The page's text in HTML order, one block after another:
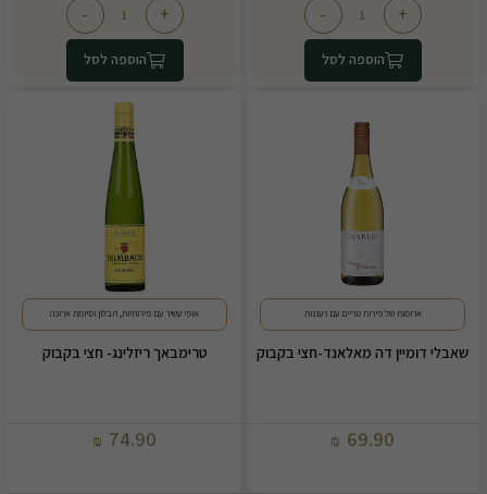
+
-
הוספה לסל
+
-
הוספה לסל
ארומות של פירות טריים עם רעננות
שאבלי דומיין דה מאלאנד-חצי בקבוק
69.90
₪
אופי עשיר עם פירותיות, תבלון וסיומת ארוכה
טרימבאך ריזלינג- חצי בקבוק
74.90
₪